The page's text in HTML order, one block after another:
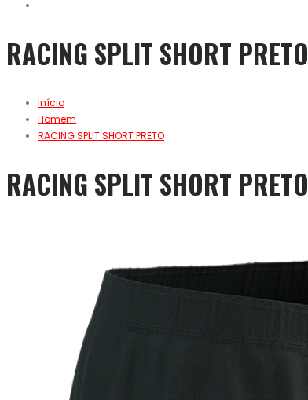
RACING SPLIT SHORT PRETO
Início
Homem
RACING SPLIT SHORT PRETO
RACING SPLIT SHORT PRETO